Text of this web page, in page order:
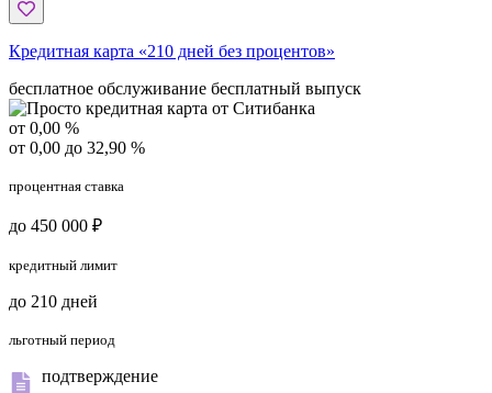
Кредитная карта «210 дней без процентов»
бесплатное обслуживание бесплатный выпуск
от 0,00 %
от 0,00 до 32,90 %
процентная ставка
до 450 000 ₽
кредитный лимит
до 210 дней
льготный период
подтверждение